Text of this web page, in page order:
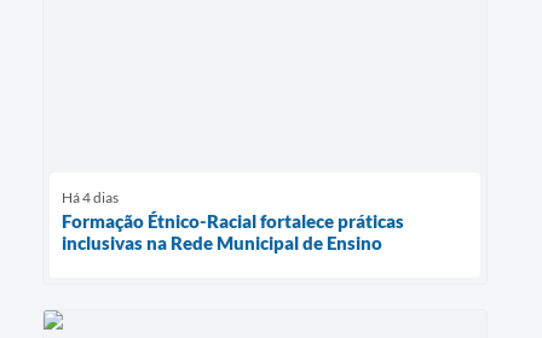
Há 4 dias
Formação Étnico-Racial fortalece práticas
inclusivas na Rede Municipal de Ensino